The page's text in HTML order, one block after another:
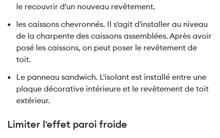
le recouvrir d'un nouveau revêtement.
les caissons chevronnés. Il s'agit d'installer au niveau
de la charpente des caissons assemblées. Après avoir
posé les caissons, on peut poser le revêtement de
toit.
Le panneau sandwich. L'isolant est installé entre une
plaque décorative intérieure et le revêtement de toit
extérieur.
Limiter l'effet paroi froide